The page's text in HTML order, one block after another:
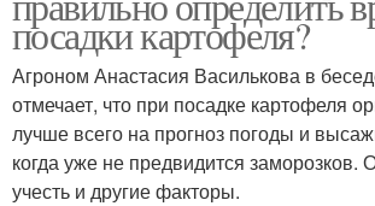
посадки картофеля?
Агроном Анастасия Василькова в
отмечает, что при посадке картофеля
лучше всего на прогноз погоды и
когда уже не предвидится заморозков.
учесть и другие факторы.